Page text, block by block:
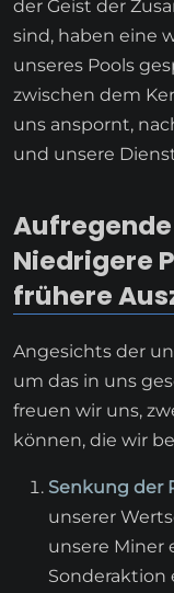
der Geist der
sind, haben eine
unseres Pools
zwischen dem
uns anspornt,
und unsere
Niedrigere
frühere
Angesichts der
um das in uns
freuen wir uns,
können, die wir
Senkung der
unserer
unsere Miner
Sonderaktion